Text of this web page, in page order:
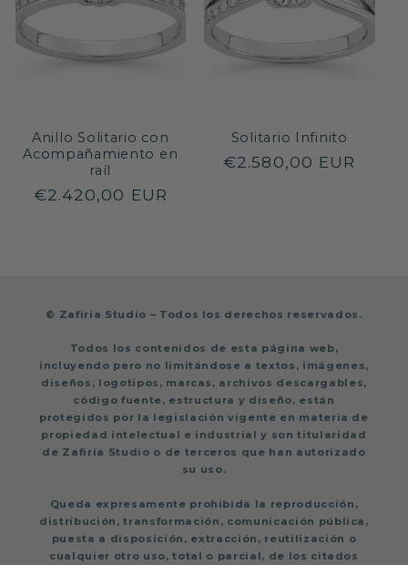
Anillo Solitario con
Acompañamiento en
raíl
Precio
€2.420,00 EUR
Solitario Infinito
Precio
€2.580,00 EUR
© Zafiria Studio – Todos los derechos reservados.
Todos los contenidos de esta página web,
incluyendo pero no limitándose a textos, imágenes,
diseños, logotipos, marcas, archivos descargables,
código fuente, estructura y diseño, están
protegidos por la legislación vigente en materia de
propiedad intelectual e industrial y son titularidad
de Zafiria Studio o de terceros que han autorizado
su uso.
Queda expresamente prohibida la reproducción,
distribución, transformación, comunicación pública,
puesta a disposición, extracción, reutilización o
cualquier otro uso, total o parcial, de los citados